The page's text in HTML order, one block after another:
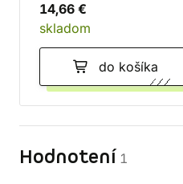
14,66 €
skladom
do košíka
Hodnotení 1